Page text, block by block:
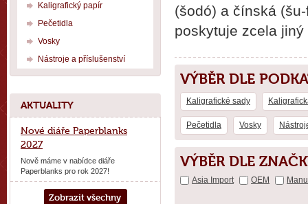
(šodó) a čínská
poskytuje zcela
VÝBĚR DLE
Kaligrafické sady
Pečetidla Vosky
VÝBĚR DLE
Asia Import OEM
Kaligrafický papír
Pečetidla
Vosky
Nástroje a příslušenství
AKTUALITY
Nové diáře Paperblanks
2027
Nově máme v nabídce diáře
Paperblanks pro rok 2027!
Zobrazit všechny